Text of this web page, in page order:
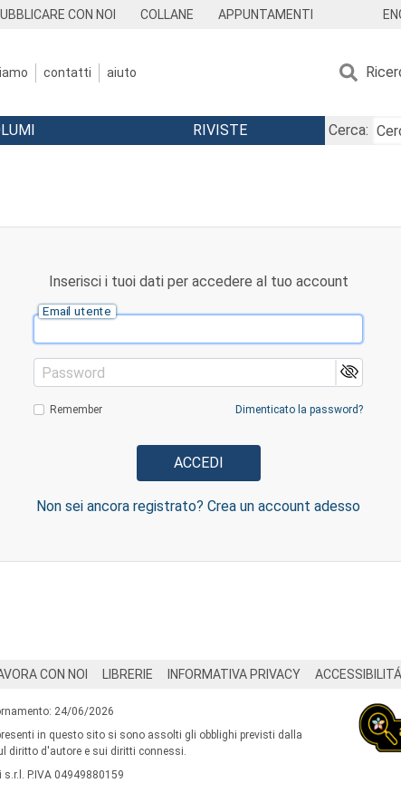
CON NOI COLLANE APPUNTAMENTI
contatti aiuto
RIVISTE
Cerca:
Inserisci i tuoi dati per accedere al tuo account
Email utente
Password
Remember Dimenticato la password?
Non sei ancora registrato? Crea un account adesso
CON NOI LIBRERIE INFORMATIVA PRIVACY ACCESSIBILITÁ
24/06/2026
in questo sito si sono assolti gli obblighi previsti dalla
diritto d'autore e sui diritti connessi.
s.r.l. P.IVA 04949880159